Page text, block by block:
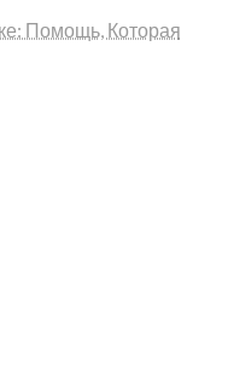
Помощь, Которая